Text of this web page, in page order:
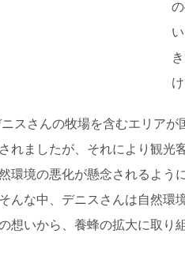
スさんの牧場を含むエリアが
れましたが、それにより観光
環境の悪化が懸念されるよう
んな中、デニスさんは自然環
想いから、養蜂の拡大に取り組